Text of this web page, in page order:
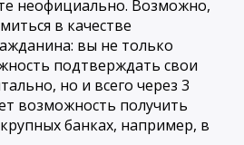
неофициально. Возможно,
в качестве
вы не только
подтверждать свои
но и всего через 3
возможность получить
банках, например, в